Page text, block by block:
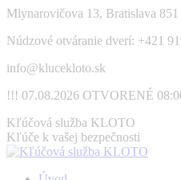
Skip
content
Mlynarovičova 13, Bratislava 851
Núdzové otváranie dverí: +421
info@klucekloto.sk
!!! 07.08.2026 OTVORENÉ
Facebook
page
opens
Kľúčová služba KLOTO
Kľúče k vašej bezpečnosti